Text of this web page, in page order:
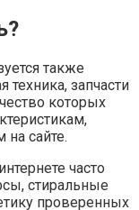
также
запчасти
которых
сайте.
часто
стиральные
проверенных